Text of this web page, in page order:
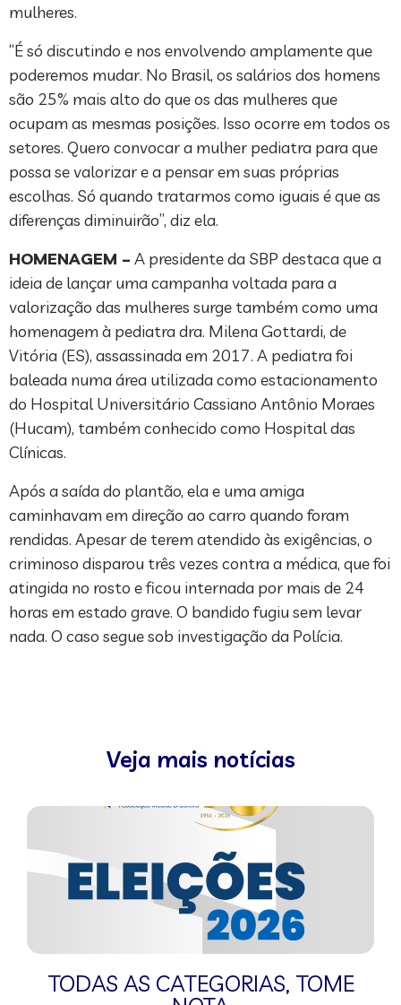
mulheres.
“É só discutindo e nos envolvendo amplamente que
poderemos mudar. No Brasil, os salários dos homens
são 25% mais alto do que os das mulheres que
ocupam as mesmas posições. Isso ocorre em todos os
setores. Quero convocar a mulher pediatra para que
possa se valorizar e a pensar em suas próprias
escolhas. Só quando tratarmos como iguais é que as
diferenças diminuirão”, diz ela.
HOMENAGEM – A presidente da SBP destaca que a
ideia de lançar uma campanha voltada para a
valorização das mulheres surge também como uma
homenagem à pediatra dra. Milena Gottardi, de
Vitória (ES), assassinada em 2017. A pediatra foi
baleada numa área utilizada como estacionamento
do Hospital Universitário Cassiano Antônio Moraes
(Hucam), também conhecido como Hospital das
Clínicas.
Após a saída do plantão, ela e uma amiga
caminhavam em direção ao carro quando foram
rendidas. Apesar de terem atendido às exigências, o
criminoso disparou três vezes contra a médica, que foi
atingida no rosto e ficou internada por mais de 24
horas em estado grave. O bandido fugiu sem levar
nada. O caso segue sob investigação da Polícia.
Veja mais notícias
TODAS AS CATEGORIAS, TOME